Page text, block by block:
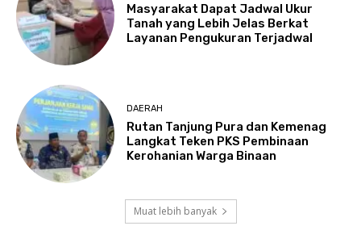
Masyarakat Dapat Jadwal Ukur
Tanah yang Lebih Jelas Berkat
Layanan Pengukuran Terjadwal
DAERAH
Rutan Tanjung Pura dan Kemenag
Langkat Teken PKS Pembinaan
Kerohanian Warga Binaan
Muat lebih banyak